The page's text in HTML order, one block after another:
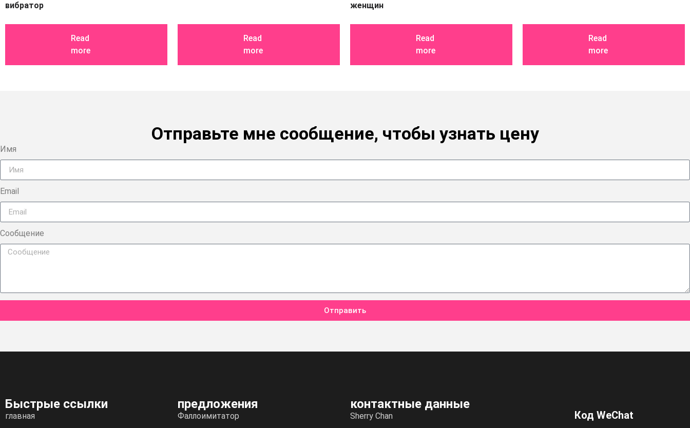
вибратор
Read
more
Read
more
женщин
Read
more
Read
more
Отправьте мне сообщение, чтобы узнать цену
Имя
Email
Сообщение
Отправить
Быстрые ссылки
главная
предложения
Фаллоимитатор
контактные данные
Sherry Chan Код WeChat